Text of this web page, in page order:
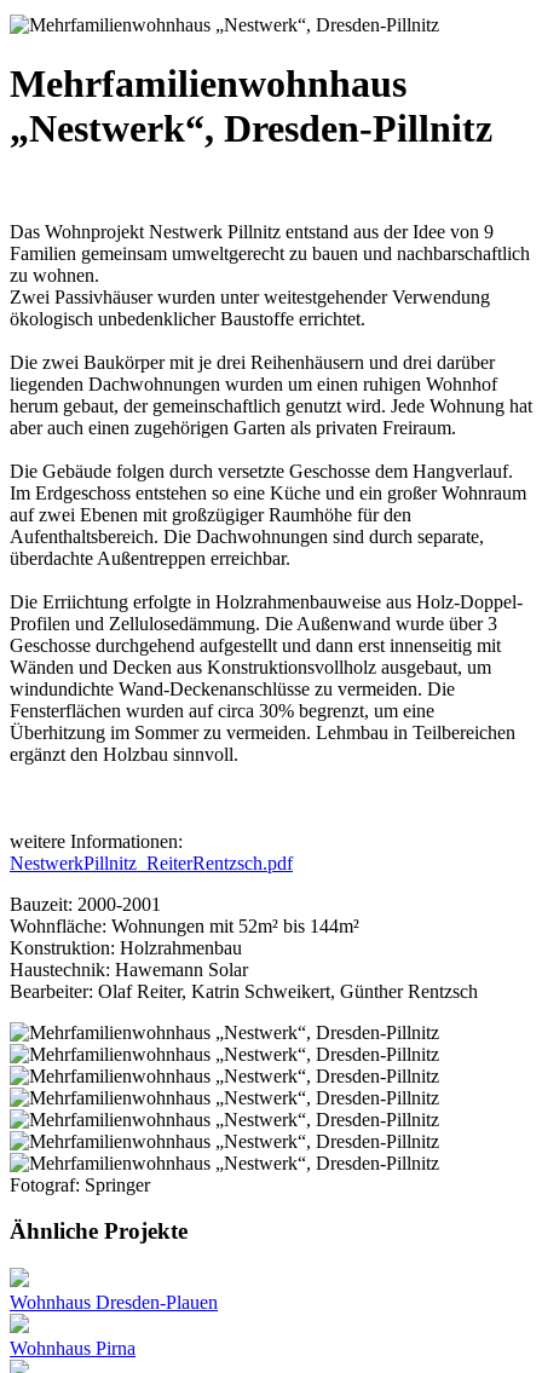
Mehrfamilienwohnhaus
„Nestwerk“, Dresden-Pillnitz
Das Wohnprojekt Nestwerk Pillnitz entstand aus der Idee von 9
Familien gemeinsam umweltgerecht zu bauen und nachbarschaftlich
zu wohnen.
Zwei Passivhäuser wurden unter weitestgehender Verwendung
ökologisch unbedenklicher Baustoffe errichtet.
Die zwei Baukörper mit je drei Reihenhäusern und drei darüber
liegenden Dachwohnungen wurden um einen ruhigen Wohnhof
herum gebaut, der gemeinschaftlich genutzt wird. Jede Wohnung hat
aber auch einen zugehörigen Garten als privaten Freiraum.
Die Gebäude folgen durch versetzte Geschosse dem Hangverlauf.
Im Erdgeschoss entstehen so eine Küche und ein großer Wohnraum
auf zwei Ebenen mit großzügiger Raumhöhe für den
Aufenthaltsbereich. Die Dachwohnungen sind durch separate,
überdachte Außentreppen erreichbar.
Die Erriichtung erfolgte in Holzrahmenbauweise aus Holz-Doppel-
Profilen und Zellulosedämmung. Die Außenwand wurde über 3
Geschosse durchgehend aufgestellt und dann erst innenseitig mit
Wänden und Decken aus Konstruktionsvollholz ausgebaut, um
windundichte Wand-Deckenanschlüsse zu vermeiden. Die
Fensterflächen wurden auf circa 30% begrenzt, um eine
Überhitzung im Sommer zu vermeiden. Lehmbau in Teilbereichen
ergänzt den Holzbau sinnvoll.
weitere Informationen:
NestwerkPillnitz_ReiterRentzsch.pdf
Bauzeit: 2000-2001
Wohnfläche: Wohnungen mit 52m² bis 144m²
Konstruktion: Holzrahmenbau
Haustechnik: Hawemann Solar
Bearbeiter: Olaf Reiter, Katrin Schweikert, Günther Rentzsch
Fotograf: Springer
Ähnliche Projekte
Wohnhaus Dresden-Plauen
Wohnhaus Pirna